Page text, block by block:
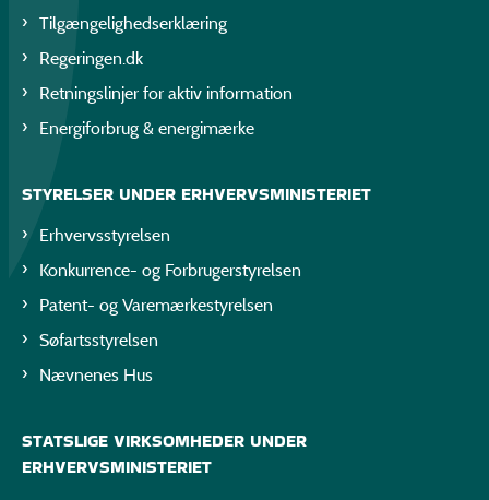
Tilgængelighedserklæring
Regeringen.dk
Retningslinjer for aktiv information
Energiforbrug & energimærke
STYRELSER UNDER ERHVERVSMINISTERIET
Erhvervsstyrelsen
Konkurrence- og Forbrugerstyrelsen
Patent- og Varemærkestyrelsen
Søfartsstyrelsen
Nævnenes Hus
STATSLIGE VIRKSOMHEDER UNDER
ERHVERVSMINISTERIET